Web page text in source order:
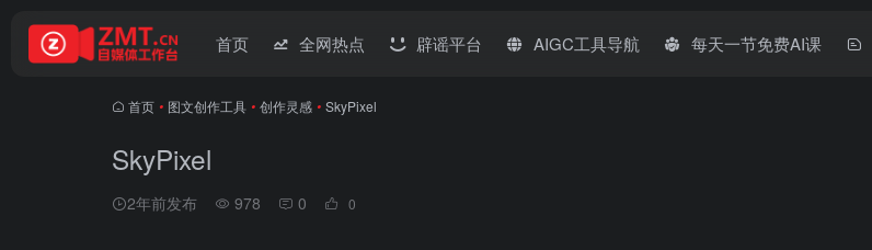
首页 全网热点 辟谣平台 AIGC工具导航 每天一节免费AI课
首页 • 图文创作工具 • 创作灵感 • SkyPixel
SkyPixel
2年前发布 978 0 0